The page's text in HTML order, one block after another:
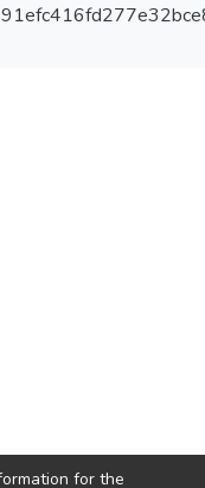
for the